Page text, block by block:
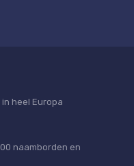
heel Europa
naamborden en